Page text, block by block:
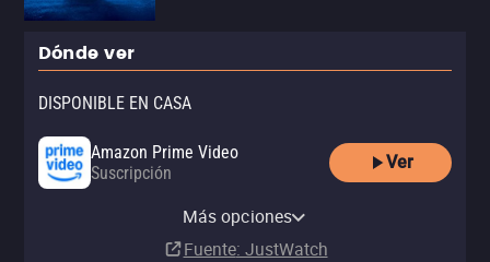
Dónde ver
DISPONIBLE EN CASA
Amazon Prime Video
Suscripción
Ver
Amazon Video
Apple TV Store
Más opciones
Fuente: JustWatch